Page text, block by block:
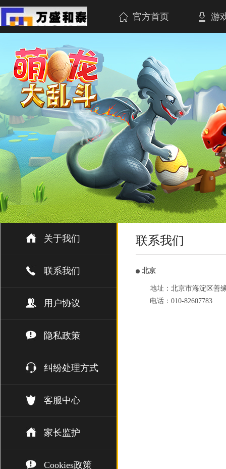
官方首页 游
关于我们
联系我们
用户协议
隐私政策
纠纷处理方式
客服中心
家长监护
Cookies政策
联系我们
北京
地址：北京市海淀区善
电话：010-82607783